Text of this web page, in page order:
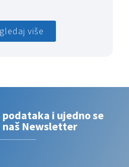
više
podataka i ujedno se
Newsletter